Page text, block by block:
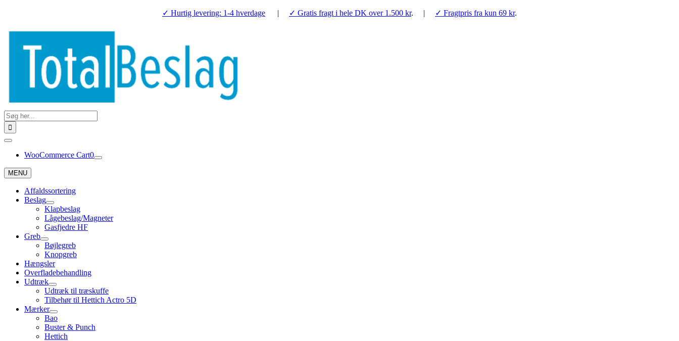
content
✓ Hurtig levering: 1-4 hverdage | ✓ Gratis fragt i hele DK over 1.500 kr. | ✓ Fragtpris fra kun 69 kr.
Search
for:
Toggle
NavigationWooCommerce Cart0
MENU
Affaldssortering
Beslag
Klapbeslag
Lågebeslag/Magneter
Gasfjedre HF
Greb
Bøjlegreb
Knopgreb
Hængsler
Overfladebehandling
Udtræk
Udtræk til træskuffe
Tilbehør til Hettich Actro 5D
Mærker
Bao
Buster & Punch
Hettich